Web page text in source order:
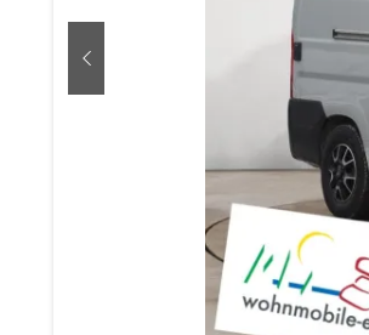
zurück